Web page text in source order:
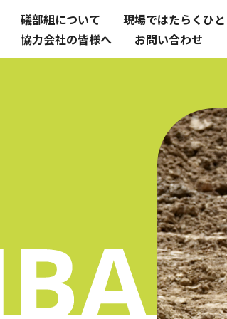
礒部組について 現場ではたらくひと
協力会社の皆様へ
お問い合わせ